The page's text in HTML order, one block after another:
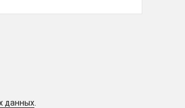
данных